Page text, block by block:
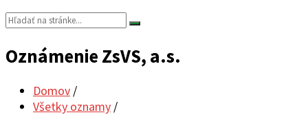
Vyhľadávanie:
Oznámenie ZsVS, a.s.
Domov /
Všetky oznamy /